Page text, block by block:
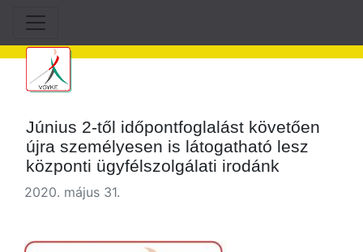
Június 2-től időpontfoglalást követően
újra személyesen is látogatható lesz
központi ügyfélszolgálati irodánk
2020. május 31.